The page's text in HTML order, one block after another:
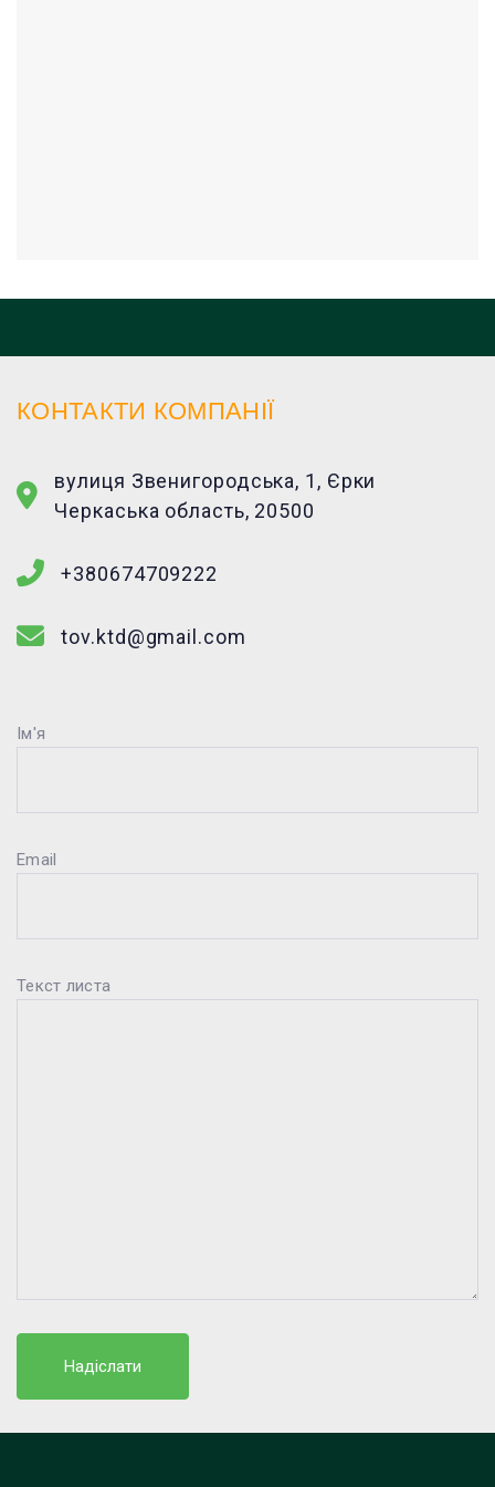
КОНТАКТИ КОМПАНІЇ
вулиця Звенигородська, 1, Єрки
Черкаська область, 20500
+380674709222
tov.ktd@gmail.com
Ім'я
Email
Текст листа